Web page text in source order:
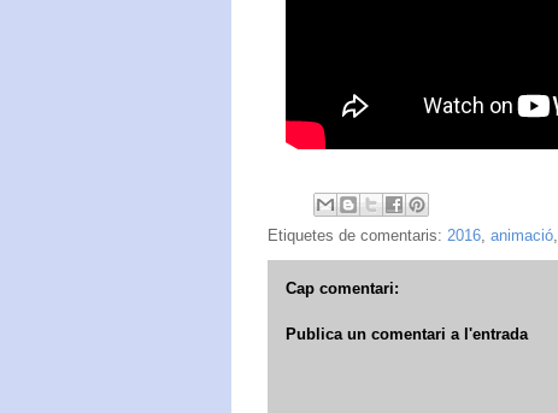
Etiquetes de comentaris: 2016, animació,
Cap comentari:
Publica un comentari a l'entrada